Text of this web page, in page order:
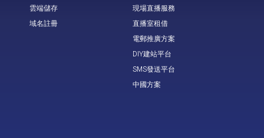
雲端儲存
域名註冊
現場直播服務
直播室租借
電郵推廣方案
DIY建站平台
SMS發送平台
中國方案